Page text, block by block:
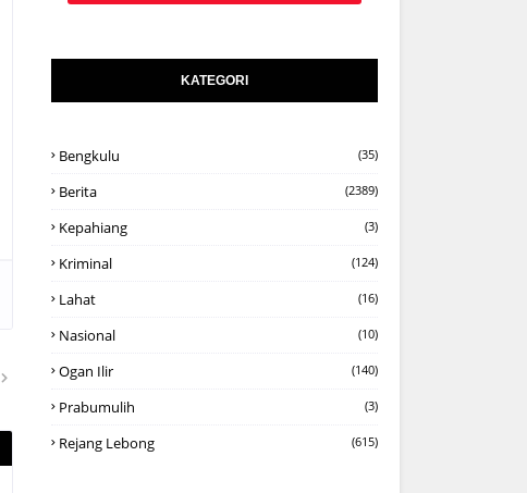
KATEGORI
Bengkulu (35)
Berita (2389)
Kepahiang (3)
Kriminal (124)
Lahat (16)
Nasional (10)
Ogan Ilir (140)
Prabumulih (3)
Rejang Lebong (615)